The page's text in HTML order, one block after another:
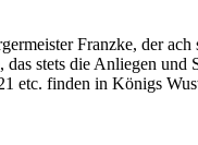
Franzke, der
stets die Anliegen und
etc. finden in Königs